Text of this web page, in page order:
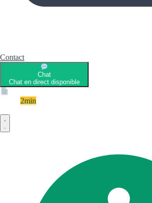
Contact
Chat
Chat en direct disponible
2min